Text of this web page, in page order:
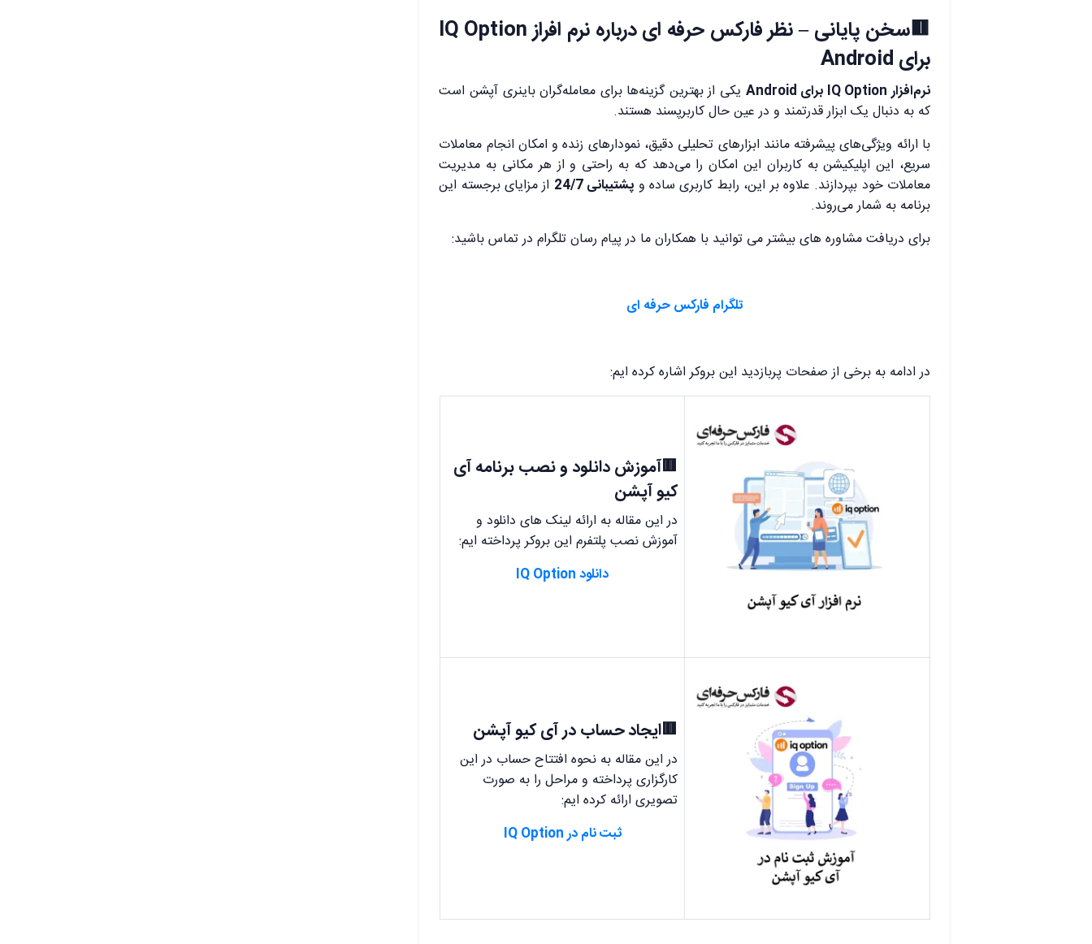
🟥سخن پایانی – نظر فارکس حرفه ای درباره نرم افراز IQ Option
برای Android
نرم‌افزار IQ Option برای Android
یکی از بهترین گزینه‌ها برای معامله‌گران باینری آپشن است
که به دنبال یک ابزار قدرتمند و در عین حال کاربرپسند هستند.
با ارائه ویژگی‌های پیشرفته مانند ابزارهای تحلیلی دقیق، نمودارهای زنده و امکان انجام معاملات
سریع، این اپلیکیشن به کاربران این امکان را می‌دهد که به راحتی و از هر مکانی به مدیریت
معاملات خود بپردازند. علاوه بر این، رابط کاربری ساده و پشتیبانی 24/7
از مزایای برجسته این
برنامه به شمار می‌روند.
برای دریافت مشاوره های بیشتر می توانید با همکاران ما در پیام رسان تلگرام در تماس باشید:
تلگرام فارکس حرفه ای
در ادامه به برخی از صفحات پربازدید این بروکر اشاره کرده ایم:
🟥آموزش دانلود و نصب برنامه آی
کیو آپشن
در این مقاله به ارائه لینک های دانلود و
آموزش نصب پلتفرم این بروکر پرداخته ایم:
دانلود IQ Option
🟥ایجاد حساب در آی کیو آپشن
در این مقاله به نحوه افتتاح حساب در این
کارگزاری پرداخته و مراحل را به صورت
تصویری ارائه کرده ایم:
ثبت نام در IQ Option